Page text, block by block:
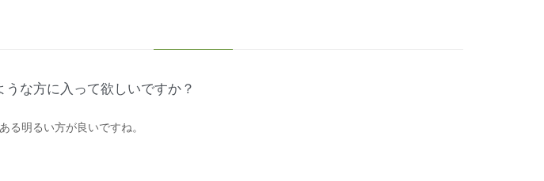
うな方に入って欲しいですか？
る明るい方が良いですね。